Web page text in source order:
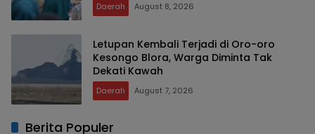
Daerah August 8, 2026
Letupan Kembali Terjadi di Oro-oro
Kesongo Blora, Warga Diminta Tak
Dekati Kawah
Daerah August 7, 2026
Berita Populer